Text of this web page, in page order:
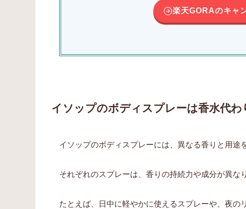
楽天GORAのキャ
イソップのボディスプレーは香水代わ
イソップのボディスプレーには、異なる香りと用途
それぞれのスプレーは、香りの持続力や成分が異な
たとえば、日中に軽やかに使えるスプレーや、夜